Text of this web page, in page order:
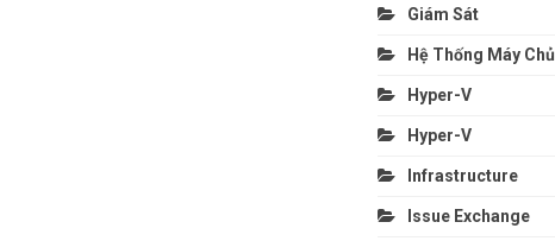
Giám Sát
Hệ Thống Máy Chủ
Hyper-V
Hyper-V
Infrastructure
Issue Exchange